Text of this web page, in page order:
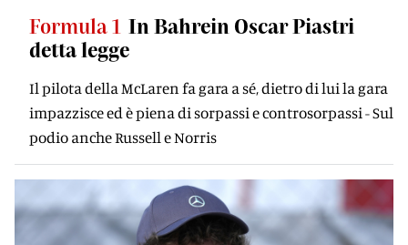
Formula 1 In Bahrein Oscar Piastri
detta legge
Il pilota della McLaren fa gara a sé, dietro di lui la gara
impazzisce ed è piena di sorpassi e controsorpassi - Sul
podio anche Russell e Norris